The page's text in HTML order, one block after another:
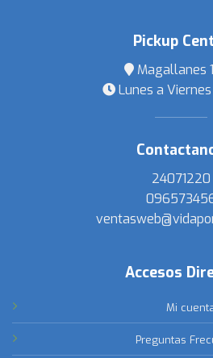
Pickup
Magallanes
Lunes a Viernes
24071220
Accesos
Mi
Preguntas